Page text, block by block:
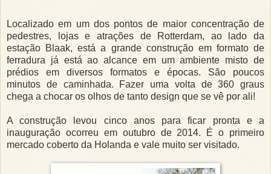
Localizado em um dos pontos de maior concentração de
pedestres, lojas e atrações de Rotterdam, ao lado da
estação Blaak, está a grande construção em formato de
ferradura já está ao alcance em um ambiente misto de
prédios em diversos formatos e épocas. São poucos
minutos de caminhada. Fazer uma volta de 360 graus
chega a chocar os olhos de tanto design que se vê por ali!
A construção levou cinco anos para ficar pronta e a
inauguração ocorreu em outubro de 2014. É o primeiro
mercado coberto da Holanda e vale muito ser visitado.